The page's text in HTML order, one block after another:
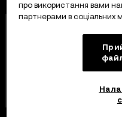
назвою OKX, тепер
платформою,
фінансових послуг
криптоактивних
Закону про
Законодавства
про використання вами
партнерами в соціальних